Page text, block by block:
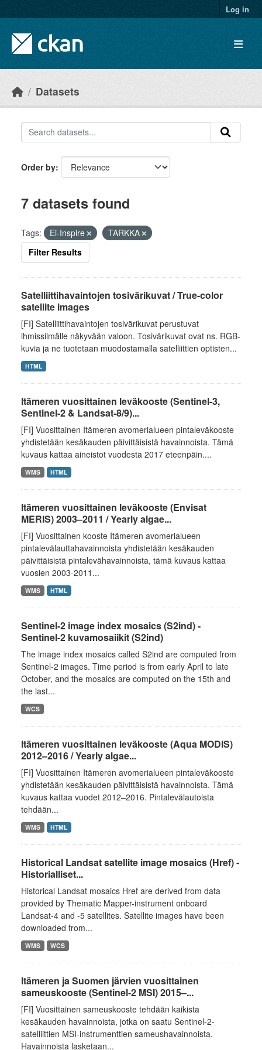
Log in
Datasets
Order by
7 datasets found
Tags: Ei-Inspire
TARKKA
Filter Results
Satelliittihavaintojen tosivärikuvat / True-color
satellite images
[FI] Satelliittihavaintojen tosivärikuvat perustuvat
ihmissilmälle näkyvään valoon. Tosivärikuvat ovat ns. RGB-
kuvia ja ne tuotetaan muodostamalla satelliittien optisten...
HTML
Itämeren vuosittainen leväkooste (Sentinel-3,
Sentinel-2 & Landsat-8/9)...
[FI] Vuosittainen Itämeren avomerialueen pintaleväkooste
yhdistetään kesäkauden päivittäisistä havainnoista. Tämä
kuvaus kattaa aineistot vuodesta 2017 eteenpäin....
WMS HTML
Itämeren vuosittainen leväkooste (Envisat
MERIS) 2003–2011 / Yearly algae...
[FI] Vuosittainen kooste Itämeren avomerialueen
pintalevälauttahavainnoista yhdistetään kesäkauden
päivittäisistä pintalevähavainnoista, tämä kuvaus kattaa
vuosien 2003-2011...
WMS HTML
Sentinel-2 image index mosaics (S2ind) -
Sentinel-2 kuvamosaiikit (S2ind)
The image index mosaics called S2ind are computed from
Sentinel-2 images. Time period is from early April to late
October, and the mosaics are computed on the 15th and
the last...
WCS
Itämeren vuosittainen leväkooste (Aqua MODIS)
2012–2016 / Yearly algae...
[FI] Vuosittainen Itämeren avomerialueen pintaleväkooste
yhdistetään kesäkauden päivittäisistä havainnoista. Tämä
kuvaus kattaa vuodet 2012–2016. Pintalevälautoista
tehdään...
WMS HTML
Historical Landsat satellite image mosaics (Href) -
Historialliset...
Historical Landsat mosaics Href are derived from data
provided by Thematic Mapper-instrument onboard
Landsat-4 and -5 satellites. Satellite images have been
downloaded from...
WMS WCS
Itämeren ja Suomen järvien vuosittainen
sameuskooste (Sentinel-2 MSI) 2015–...
[FI] Vuosittainen sameuskooste tehdään kaikista
kesäkauden havainnoista, jotka on saatu Sentinel-2-
satelliittien MSI-instrumenttien sameushavainnoista.
Havainnoista lasketaan...